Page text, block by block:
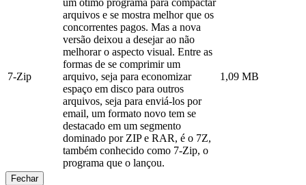
7-Zip
um ótimo programa para compactar
arquivos e se mostra melhor que os
concorrentes pagos. Mas a nova
versão deixou a desejar ao não
melhorar o aspecto visual. Entre as
formas de se comprimir um
arquivo, seja para economizar
espaço em disco para outros
arquivos, seja para enviá-los por
email, um formato novo tem se
destacado em um segmento
dominado por ZIP e RAR, é o 7Z,
também conhecido como 7-Zip, o
programa que o lançou.
1,09 MB
Fechar